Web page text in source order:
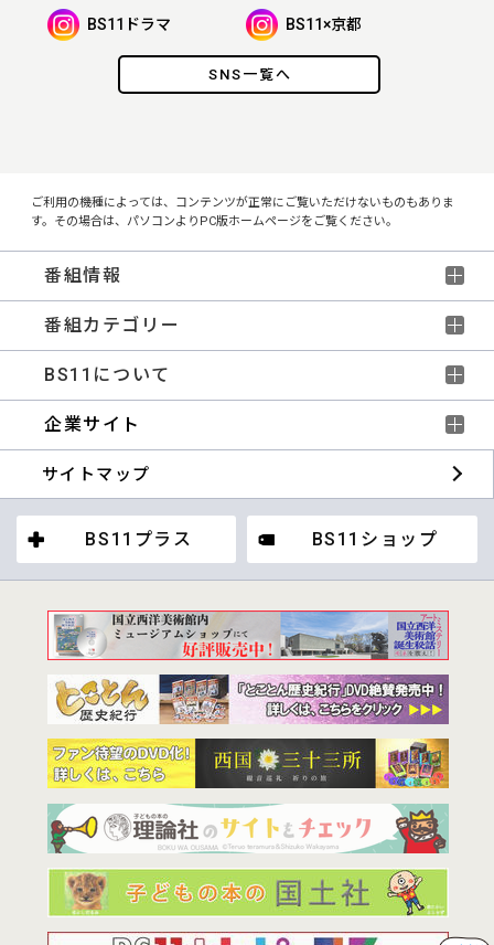
SNS一覧へ
BS11ドラマ BS11×京都
ご利用の機種によっては、コンテンツが正常にご覧いただけないものもありま
す。その場合は、パソコンよりPC版ホームページをご覧ください。
番組情報
番組カテゴリー
BS11について
企業サイト
サイトマップ
BS11プラス BS11ショップ